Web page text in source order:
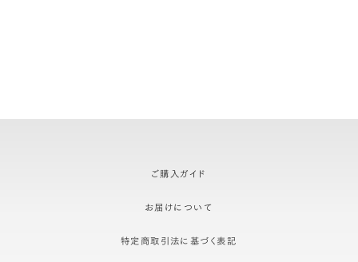
ご購入ガイド
お届けについて
特定商取引法に基づく表記